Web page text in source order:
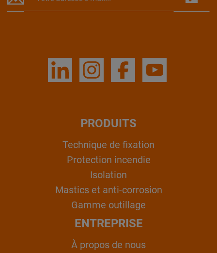
PRODUITS
Technique de fixation
Protection incendie
Isolation
Mastics et anti-corrosion
Gamme outillage
ENTREPRISE
À propos de nous